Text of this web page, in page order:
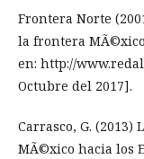
Frontera Norte
la frontera
en: http://
Octubre del 2017].
Carrasco, G.
MÃ©xico hacia los